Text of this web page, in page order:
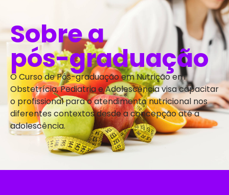
Sobre a
pós-graduação
O Curso de Pós-graduação em Nutrição em
Obstetrícia, Pediatria e Adolescência visa capacitar
o profissional para o atendimento nutricional nos
diferentes contextos desde a concepção até a
adolescência.